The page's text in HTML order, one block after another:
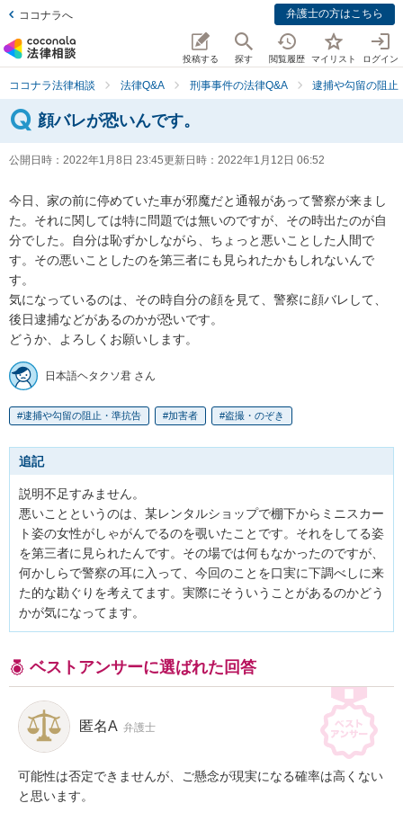
ココナラへ 弁護士の方はこちら
投稿する 探す 閲覧履歴 マイリスト ログイン
ココナラ法律相談 法律Q&A 刑事事件の法律Q&A 逮捕や勾留の阻止
顔バレが恐いんです。
公開日時： 2022年1月8日 23:45更新日時： 2022年1月12日 06:52
今日、家の前に停めていた車が邪魔だと通報があって警察が来まし
た。それに関しては特に問題では無いのですが、その時出たのが自
分でした。自分は恥ずかしながら、ちょっと悪いことした人間で
す。その悪いことしたのを第三者にも見られたかもしれないんで
す。
気になっているのは、その時自分の顔を見て、警察に顔バレして、
後日逮捕などがあるのかが恐いです。
どうか、よろしくお願いします。
日本語ヘタクソ君 さん
逮捕や勾留の阻止・準抗告 加害者 盗撮・のぞき
追記
説明不足すみません。
悪いことというのは、某レンタルショップで棚下からミニスカー
ト姿の女性がしゃがんでるのを覗いたことです。それをしてる姿
を第三者に見られたんです。その場では何もなかったのですが、
何かしらで警察の耳に入って、今回のことを口実に下調べしに来
た的な勘ぐりを考えてます。実際にそういうことがあるのかどう
かが気になってます。
ベストアンサーに選ばれた回答
匿名A 弁護士
可能性は否定できませんが、ご懸念が現実になる確率は高くない
と思います。